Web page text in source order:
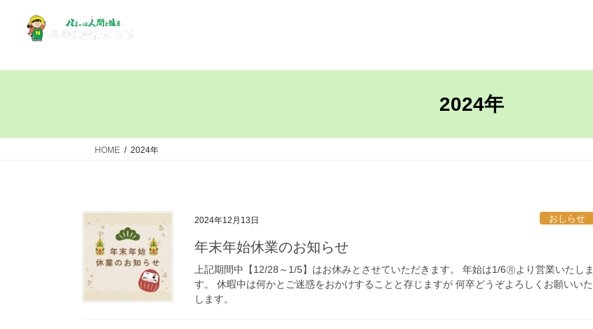
2024年
HOME 2024年
2024年12月13日 おしらせ
年末年始休業のお知らせ
上記期間中【12/28～1/5】はお休みとさせていただきます。 年始は1/6㊊より営業いたしま
す。 休暇中は何かとご迷惑をおかけすることと存じますが 何卒どうぞよろしくお願いいた
します。